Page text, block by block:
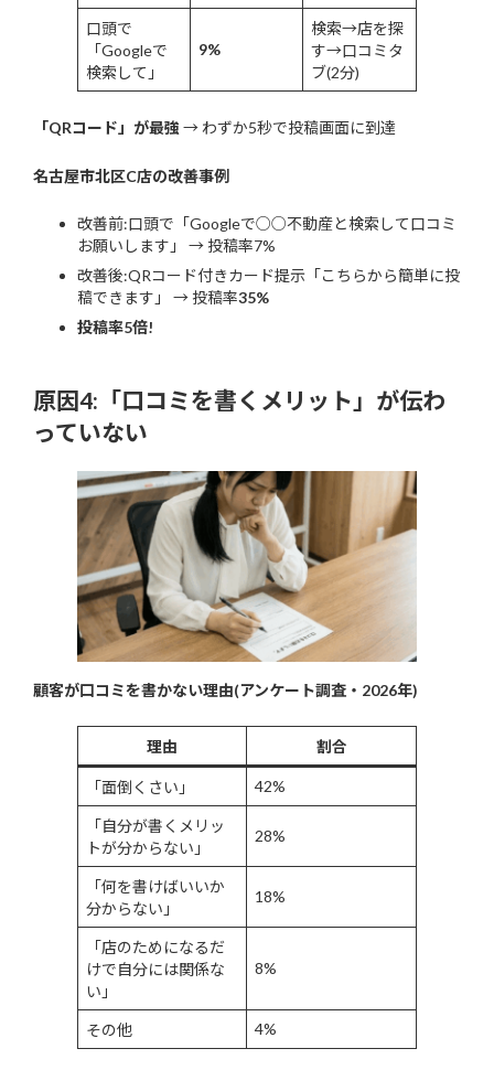
口頭で
「Googleで
検索して」
9%
検索→店を探
す→口コミタ
ブ(2分)
「QRコード」が最強 → わずか5秒で投稿画面に到達
名古屋市北区C店の改善事例
改善前:口頭で「Googleで○○不動産と検索して口コミ
お願いします」 → 投稿率7%
改善後:QRコード付きカード提示「こちらから簡単に投
稿できます」 → 投稿率35%
投稿率5倍!
原因4:「口コミを書くメリット」が伝わ
っていない
顧客が口コミを書かない理由(アンケート調査・2026年)
理由 割合
「面倒くさい」 42%
「自分が書くメリッ
トが分からない」
28%
「何を書けばいいか
分からない」
18%
「店のためになるだ
けで自分には関係な
い」
8%
その他 4%